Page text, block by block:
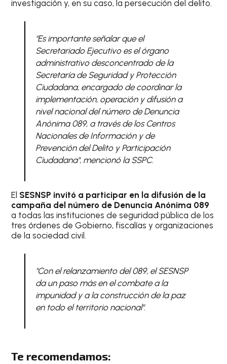
investigación y, en su caso, la persecución del delito.
"Es importante señalar que el
Secretariado Ejecutivo es el órgano
administrativo desconcentrado de la
Secretaría de Seguridad y Protección
Ciudadana, encargado de coordinar la
implementación, operación y difusión a
nivel nacional del número de Denuncia
Anónima 089, a través de los Centros
Nacionales de Información y de
Prevención del Delito y Participación
Ciudadana", mencionó la SSPC.
El SESNSP invitó a participar en la difusión de la
campaña del número de Denuncia Anónima 089
a todas las instituciones de seguridad pública de los
tres órdenes de Gobierno, fiscalías y organizaciones
de la sociedad civil.
"Con el relanzamiento del 089, el SESNSP
da un paso más en el combate a la
impunidad y a la construcción de la paz
en todo el territorio nacional".
Te recomendamos: